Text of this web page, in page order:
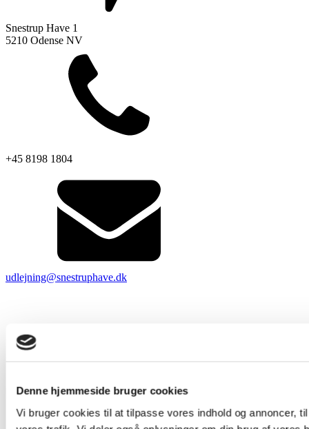
Denne hjemmeside bruger cookies
Vi bruger cookies til at tilpasse vores indhold og annoncer,
Snestrup Have 1
5210 Odense NV
+45 8198 1804
udlejning@snestruphave.dk